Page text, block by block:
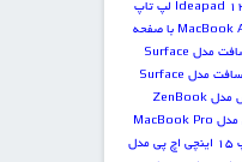
لپ تاپ
13 اینچی اپل مدل MacBook Air MRE82 2018 با صفحه
لپ تاپ 13 اینچی مایکروسافت مدل Surface
لپ تاپ 13 اینچی مایکروسافت مدل Surface
لپ تاپ 14 اینچی ایسوس مدل ZenBook
لپ تاپ 15 اینچی اپل مدل MacBook Pro
لپ تاپ 15 اینچی اچ پی مدل